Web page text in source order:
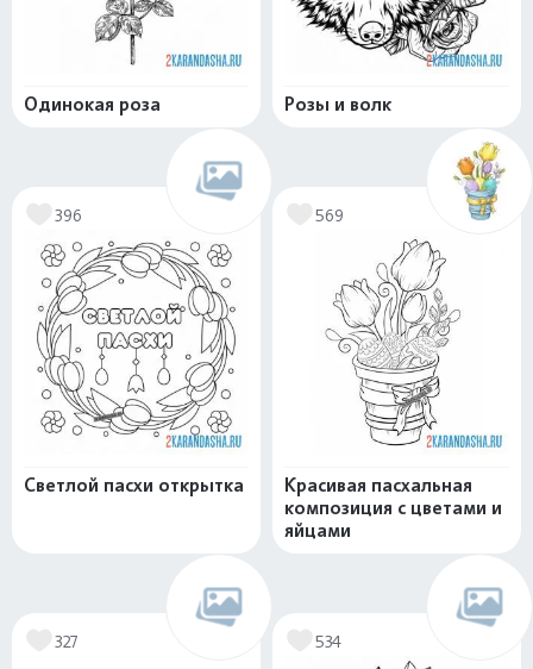
Одинокая роза Розы и волк
396
Светлой пасхи открытка
569
Красивая пасхальная
композиция с цветами и
яйцами
327 534